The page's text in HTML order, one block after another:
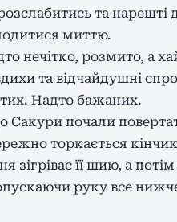
та нарешті
миттю.
нечітко, розмито, а
та відчайдушні
Надто бажаних.
Сакури почали
торкається
зігріває її шию, а
руку все